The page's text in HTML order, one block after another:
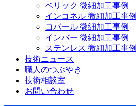
ベリック 微細加工事例
インコネル 微細加工事例
コバール 微細加工事例
インバー 微細加工事例
ステンレス 微細加工事例
技術ニュース
職人のつぶやき
技術相談室
お問い合わせ